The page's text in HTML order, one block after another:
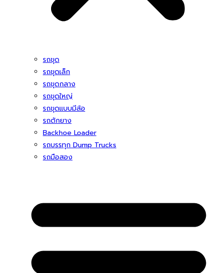
รถขุด
รถขุดเล็ก
รถขุดกลาง
รถขุดใหญ่
รถขุดแบบมีล้อ
รถตักยาง
Backhoe Loader
รถบรรทุก Dump Trucks
รถมือสอง